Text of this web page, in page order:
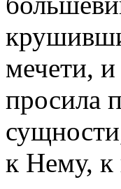
мечети,
просила
к Нему, к